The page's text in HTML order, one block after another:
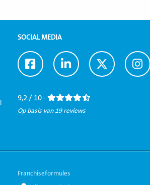
SOCIAL MEDIA
Ga
naar
Ga
naar
Ga
naar
Ga
naar
9,2 / 10 -
Op basis van 19 reviews
Franchiseformules